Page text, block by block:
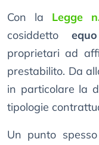
Con la Legge
cosiddetto
proprietari ad
prestabilito. Da
in particolare la
tipologie
Un punto